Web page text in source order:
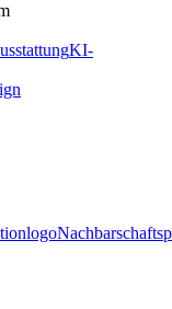
KI-
logo